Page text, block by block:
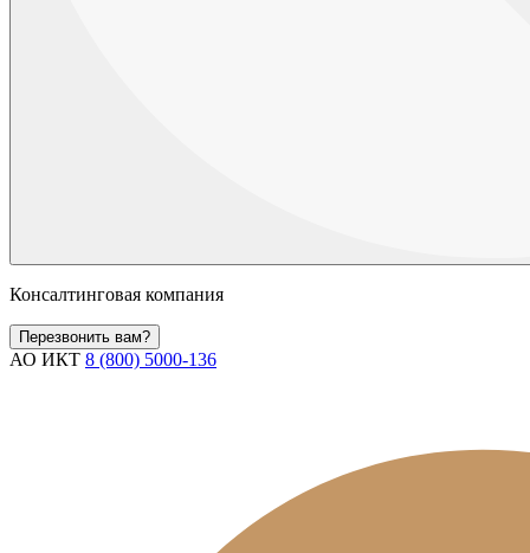
Консалтинговая компания
Перезвонить вам?
АО ИКТ 8 (800) 5000-136